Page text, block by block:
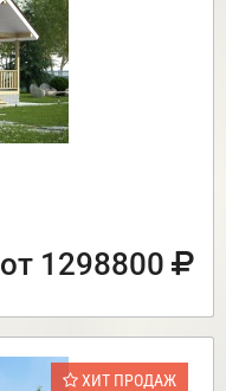
от 1298800
ХИТ ПРОДАЖ